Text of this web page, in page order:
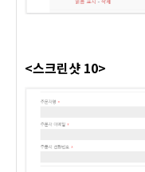
<스크린샷 10>